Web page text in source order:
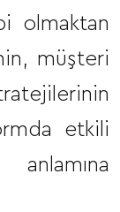
olmaktan
müşteri
etkili